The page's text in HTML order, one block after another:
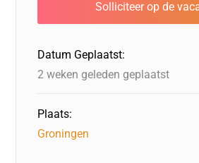
o
o
k
n
o s
p
Datum Geplaatst:
2 weken geleden geplaatst
Plaats:
Groningen